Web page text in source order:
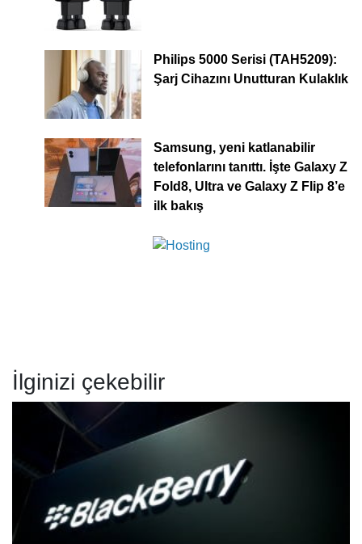
Philips 5000 Serisi (TAH5209):
Şarj Cihazını Unutturan Kulaklık
Samsung, yeni katlanabilir
telefonlarını tanıttı. İşte Galaxy Z
Fold8, Ultra ve Galaxy Z Flip 8’e
ilk bakış
İlginizi çekebilir